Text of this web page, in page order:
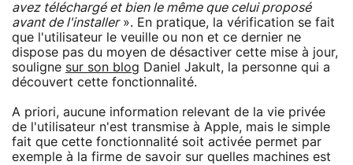
avez téléchargé et bien le même que celui proposé
avant de l'installer». En pratique, la vérification se fait
que l'utilisateur le veuille ou non et ce dernier ne
dispose pas du moyen de désactiver cette mise à jour,
souligne sur son blog Daniel Jakult, la personne qui a
découvert cette fonctionnalité.
A priori, aucune information relevant de la vie privée
de l'utilisateur n'est transmise à Apple, mais le simple
fait que cette fonctionnalité soit activée permet par
exemple à la firme de savoir sur quelles machines est